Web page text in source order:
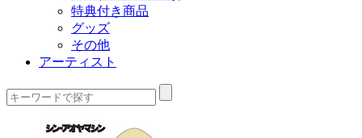
特典付き商品
グッズ
その他
アーティスト